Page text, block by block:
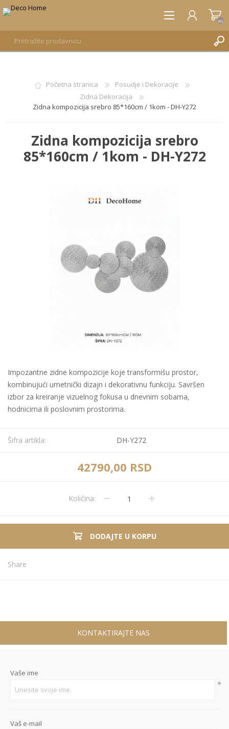
REGISTRUJTE SE
(0)
Početna stranica
Posudje i Dekoracije
Zidna Dekoracija
Zidna kompozicija srebro 85*160cm / 1kom - DH-Y272
Zidna kompozicija srebro
85*160cm / 1kom - DH-Y272
Impozantne zidne kompozicije koje transformišu prostor,
kombinujući umetnički dizajn i dekorativnu funkciju. Savršen
izbor za kreiranje vizuelnog fokusa u dnevnim sobama,
hodnicima ili poslovnim prostorima.
Šifra artikla: DH-Y272
42790,00 RSD
Količina:
DODAJTE U KORPU
Share
KONTAKTIRAJTE NAS
Vaše ime
*
Vaš e-mail